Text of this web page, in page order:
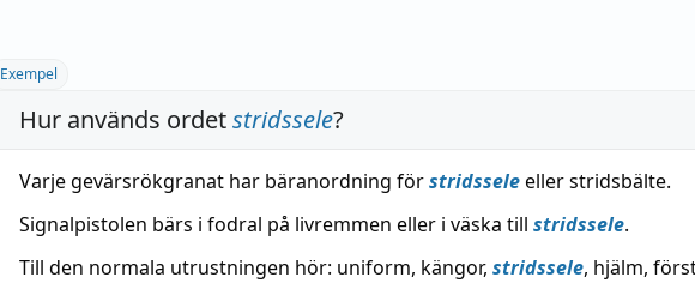
Exempel
Hur används ordetstridssele?
Varje gevärsrökgranat har bäranordning förstridsseleeller stridsbälte.
Signalpistolen bärs i fodral på livremmen eller i väska till stridssele.
Till den normala utrustningen hör: uniform, kängor, stridssele, hjälm,